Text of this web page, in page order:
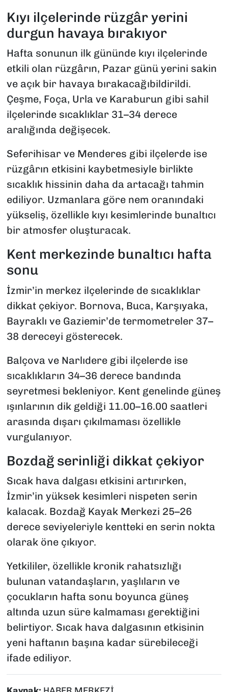
Kıyı ilçelerinde rüzgâr yerini
durgun havaya bırakıyor
Hafta sonunun ilk gününde kıyı ilçelerinde
etkili olan rüzgârın, Pazar günü yerini sakin
ve açık bir havaya bırakacağıbildirildi.
Çeşme, Foça, Urla ve Karaburun gibi sahil
ilçelerinde sıcaklıklar 31–34 derece
aralığında değişecek.
Seferihisar ve Menderes gibi ilçelerde ise
rüzgârın etkisini kaybetmesiyle birlikte
sıcaklık hissinin daha da artacağı tahmin
ediliyor. Uzmanlara göre nem oranındaki
yükseliş, özellikle kıyı kesimlerinde bunaltıcı
bir atmosfer oluşturacak.
Kent merkezinde bunaltıcı hafta
sonu
İzmir’in merkez ilçelerinde de sıcaklıklar
dikkat çekiyor. Bornova, Buca, Karşıyaka,
Bayraklı ve Gaziemir’de termometreler 37–
38 dereceyi gösterecek.
Balçova ve Narlıdere gibi ilçelerde ise
sıcaklıkların 34–36 derece bandında
seyretmesi bekleniyor. Kent genelinde güneş
ışınlarının dik geldiği 11.00–16.00 saatleri
arasında dışarı çıkılmaması özellikle
vurgulanıyor.
Bozdağ serinliği dikkat çekiyor
Sıcak hava dalgası etkisini artırırken,
İzmir’in yüksek kesimleri nispeten serin
kalacak. Bozdağ Kayak Merkezi 25–26
derece seviyeleriyle kentteki en serin nokta
olarak öne çıkıyor.
Yetkililer, özellikle kronik rahatsızlığı
bulunan vatandaşların, yaşlıların ve
çocukların hafta sonu boyunca güneş
altında uzun süre kalmaması gerektiğini
belirtiyor. Sıcak hava dalgasının etkisinin
yeni haftanın başına kadar sürebileceği
ifade ediliyor.